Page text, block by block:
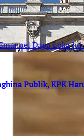
Dapa LokaJul
Publik, KPK